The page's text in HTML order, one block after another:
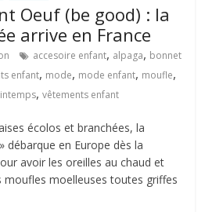
Oeuf (be good) : la
arrive en France
accesoire enfant, alpaga, bonnet
enfant, mode, mode enfant, moufle,
,vêtements enfant
écolos et branchées, la
débarque en Europe dès la
avoir les oreilles au chaud et
moufles moelleuses toutes griffes